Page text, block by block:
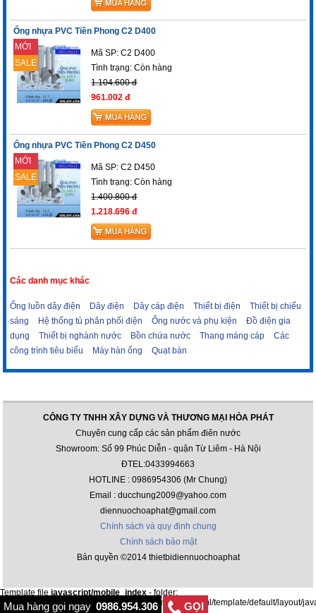
Ống nhựa PVC Tiền Phong C2 D400
MỚI
SALE
Mã SP: C2 D400
Tình trạng:Còn hàng
1.104.600 đ
961.002 đ
Ống nhựa PVC Tiền Phong C2 D450
MỚI
SALE
Mã SP: C2 D450
Tình trạng:Còn hàng
1.400.800 đ
1.218.696 đ
Các danh mục khác
Ống luồn dây điện Dây điện Dây cáp điện Thiết bị điện
Thiết bị chiếu
sáng
Hệ thống tủ phân phối điện Ống nước và phụ kiện
Đồ điện gia
dụng
Thiết bị nghành nước Bồn chứa nước Thang máng cáp
Các
công trình tiêu biểu
Máy hàn ống Quạt bàn
CÔNG TY TNHH XÂY DỰNG VÀ THƯƠNG MẠI HÒA PHÁT
Chuyên cung cấp các sản phẩm điên nước
Showroom: Số 99 Phúc Diễn - quận Từ Liêm - Hà Nội
ĐTEL:0433994663
HOTLINE : 0986954306 (Mr Chung)
Email : ducchung2009@yahoo.com
diennuochoaphat@gmail.com
Chính sách và quy định chung
Chính sách bảo mật
Bản quyền ©2014 thietbidiennuochoaphat
Mua hàng gọi ngay 0986.954.306 GỌI
Template file javascript/mobile_index - folder:
/var/www/html/thietbidiennuochoaphat.com/public_html/template/default/layout/